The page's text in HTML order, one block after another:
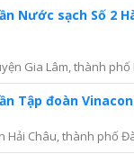
Nước sạch Số 2
Gia Lâm, thành phố
Tập đoàn
Hải Châu, thành phố